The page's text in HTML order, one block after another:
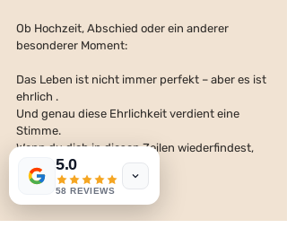
Ob Hochzeit, Abschied oder ein anderer
besonderer Moment:
Das Leben ist nicht immer perfekt – aber es ist
ehrlich .
Und genau diese Ehrlichkeit verdient eine
Stimme.
Wenn du dich in diesen Zeilen wiederfindest,
dann lade ich dich ein:
5.0
58 REVIEWS